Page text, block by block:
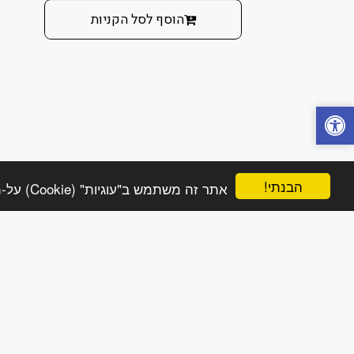
הבנתי! אתר זה משתמש ב"עוגיות" (Cookie) על-מנת להבטיח שתהנה מהחוויה הטובה ביותר באתר שלך.
הוסף לסל הקניות